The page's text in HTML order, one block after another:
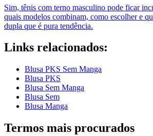
Sim, tênis com terno masculino pode ficar
quais modelos combinam, como escolher e
dupla que é pura tendência.
Links relacionados:
Blusa PKS Sem Manga
Blusa PKS
Blusa Sem Manga
Blusa Sem
Blusa Manga
Termos mais procurados